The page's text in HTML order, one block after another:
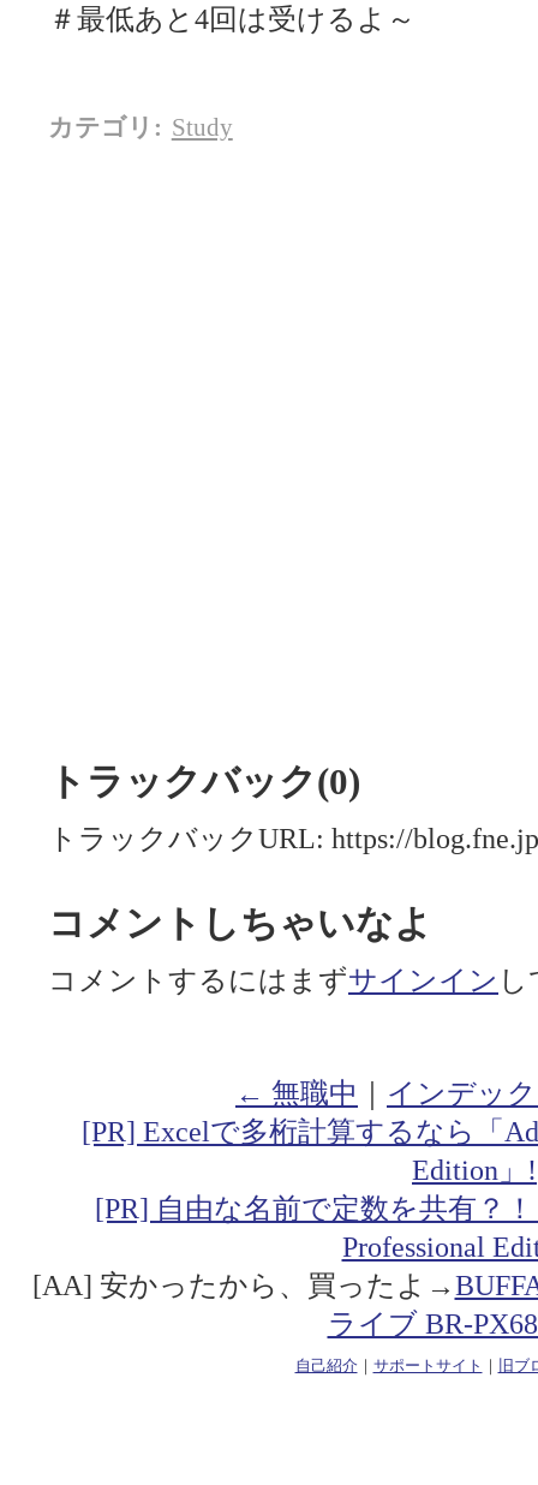
＃最低あと4回は受けるよ～
カテゴリ : Study
トラックバック(0)
トラックバックURL: https://
コメントしちゃいなよ
コメントするにはまずサインイン
← 無職中
インデッ
[PR] Excelで多桁計算するなら「
Edition」!
[PR] 自由な名前で定数を共有？
Professional
[AA] 安かったから、買ったよ→
ライブ BR-
自己紹介｜ サポートサイト ｜ 旧ブ